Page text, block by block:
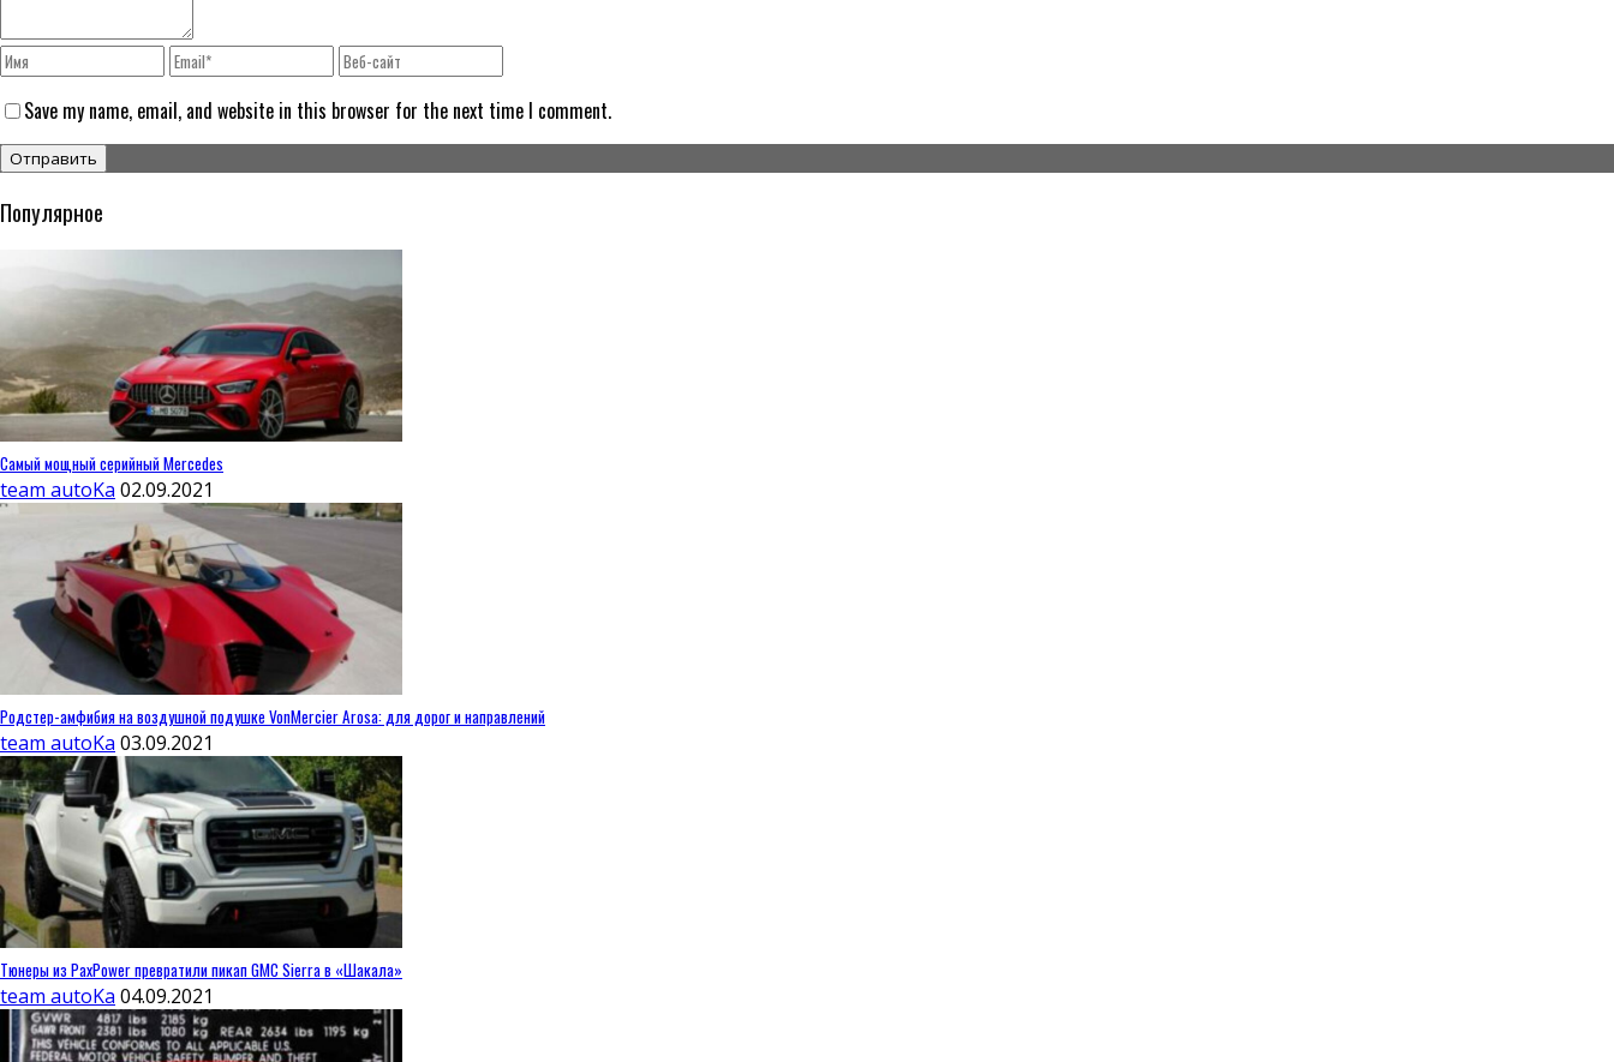
Save my name, email, and website in this browser for the next time I comment.
Популярное
Самый мощный серийный Mercedes
team autoKa 02.09.2021
Родстер-амфибия на воздушной подушке VonMercier Arosa: для дорог и направлений
team autoKa 03.09.2021
Тюнеры из PaxPower превратили пикап GMC Sierra в «Шакала»
team autoKa 04.09.2021